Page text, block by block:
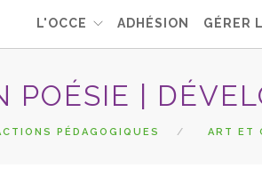
L'OCCE ADHÉSION GÉRER
POÉSIE |
PÉDAGOGIQUES ART ET